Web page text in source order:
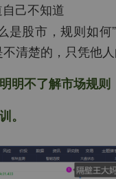
己不知道
是股市，规则如
清楚的，只凭他
明不了解市场规
。